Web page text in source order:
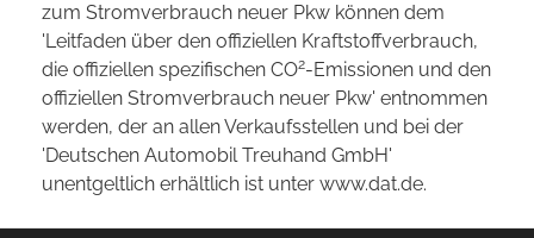
zum Stromverbrauch neuer Pkw können dem
'Leitfaden über den offiziellen Kraftstoffverbrauch,
die offiziellen spezifischen CO2-Emissionen und den
offiziellen Stromverbrauch neuer Pkw' entnommen
werden, der an allen Verkaufsstellen und bei der
'Deutschen Automobil Treuhand GmbH'
unentgeltlich erhältlich ist unter www.dat.de.